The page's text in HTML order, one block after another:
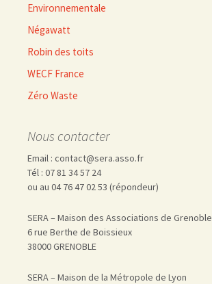
Environnementale
Négawatt
Robin des toits
WECF France
Zéro Waste
Nous contacter
Email : contact@sera.asso.fr
Tél : 07 81 34 57 24
ou au 04 76 47 02 53 (répondeur)
SERA – Maison des Associations de Grenoble
6 rue Berthe de Boissieux
38000 GRENOBLE
SERA – Maison de la Métropole de Lyon